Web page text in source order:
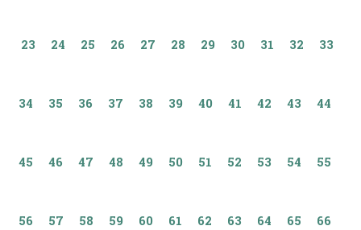
23 24 25 26 27 28 29 30 31 32 33
34 35 36 37 38 39 40 41 42 43 44
45 46 47 48 49 50 51 52 53 54 55
56 57 58 59 60 61 62 63 64 65 66